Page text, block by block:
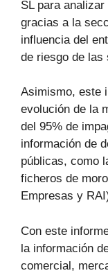
SL para
gracias a la
influencia del
de riesgo de las
Asimismo, este
evolución de la
del 95% de
información de
públicas, como
ficheros de
Empresas y
Con este
la información
comercial,